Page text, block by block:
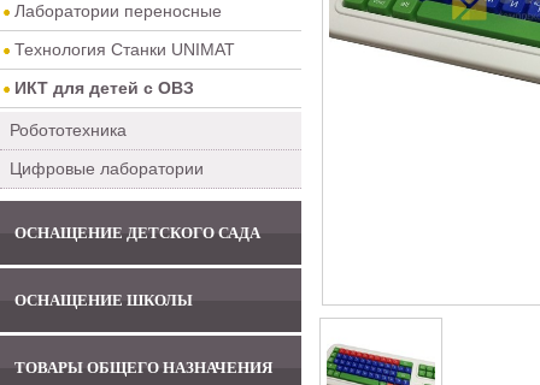
Лаборатории переносные
Технология Станки UNIMAT
ИКТ для детей с ОВЗ
Робототехника
Цифровые лаборатории
ОСНАЩЕНИЕ ДЕТСКОГО САДА
ОСНАЩЕНИЕ ШКОЛЫ
ТОВАРЫ ОБЩЕГО НАЗНАЧЕНИЯ